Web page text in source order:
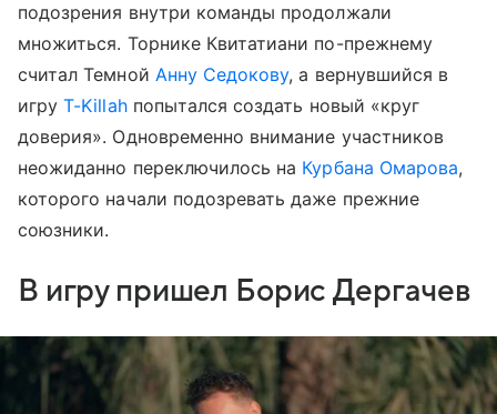
подозрения внутри команды продолжали
множиться. Торнике Квитатиани по-прежнему
считал Темной Анну Седокову, а вернувшийся в
игруT-Killahпопытался создать новый «круг
доверия». Одновременно внимание участников
неожиданно переключилось на Курбана Омарова,
которого начали подозревать даже прежние
союзники.
В игру пришел Борис Дергачев